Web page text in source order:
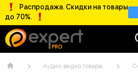
Распродажа. Скидки на товары
до 70%.
Аудио-видео товары